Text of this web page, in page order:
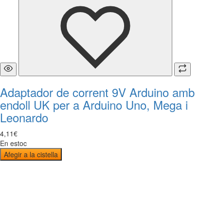
Adaptador de corrent 9V Arduino amb
endoll UK per a Arduino Uno, Mega i
Leonardo
4,11€
En estoc
Afegir a la cistella